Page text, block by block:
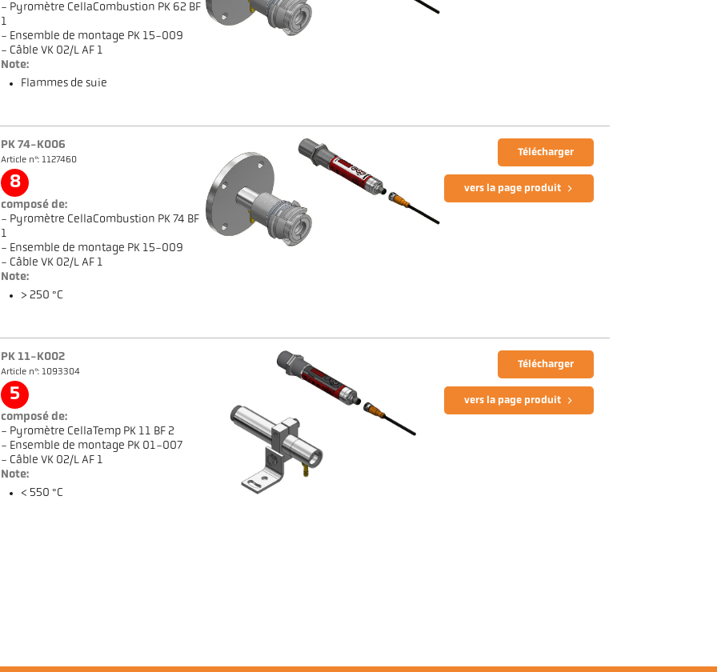
- Pyromètre CellaCombustion PK 62 BF
1
- Ensemble de montage PK 15-009
- Câble VK 02/L AF 1
Note:
Flammes de suie
PK 74-K006
Article n°: 1127460
8
composé de:
- Pyromètre CellaCombustion PK 74 BF
1
- Ensemble de montage PK 15-009
- Câble VK 02/L AF 1
Note:
> 250 °C
Télécharger
vers la page produit
PK 11-K002
Article n°: 1093304
5
composé de:
- Pyromètre CellaTemp PK 11 BF 2
- Ensemble de montage PK 01-007
- Câble VK 02/L AF 1
Note:
< 550 °C
Télécharger
vers la page produit